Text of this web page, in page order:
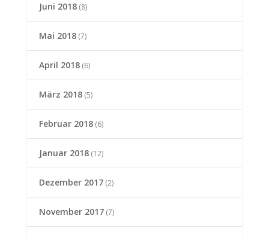
Juni 2018(8)
Mai 2018(7)
April 2018(6)
März 2018(5)
Februar 2018(6)
Januar 2018(12)
Dezember 2017(2)
November 2017(7)